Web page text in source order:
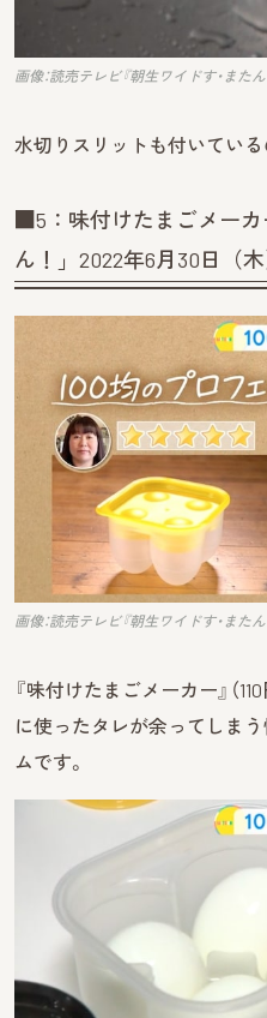
画像：読売テレビ『朝生ワイドす・またん
水切りスリットも付いている
■5：味付けたまごメー
ん！」2022年6月30日（木
画像：読売テレビ『朝生ワイドす・またん
『味付けたまごメーカー』（
に使ったタレが余ってしま
ムです。